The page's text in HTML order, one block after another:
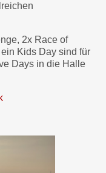
2x Race of
Kids Day sind für
Days in die Halle